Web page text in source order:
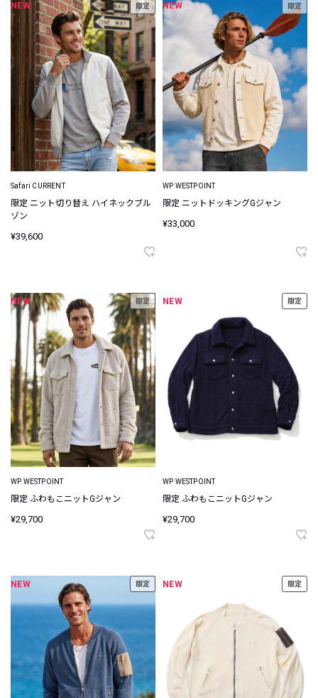
NEW 限定
Safari CURRENT
限定 ニット切り替え ハイネックブル
ゾン
¥39,600
NEW 限定
WP WESTPOINT
限定 ニットドッキングGジャン
¥33,000
NEW 限定
WP WESTPOINT
限定 ふわもこニットGジャン
¥29,700
NEW 限定
WP WESTPOINT
限定 ふわもこニットGジャン
¥29,700
NEW 限定 NEW 限定